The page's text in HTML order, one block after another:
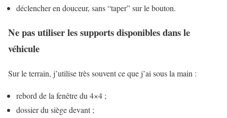
déclencher en douceur, sans “taper” sur le bouton.
Ne pas utiliser les supports disponibles dans le
véhicule
Sur le terrain, j’utilise très souvent ce que j’ai sous la main :
rebord de la fenêtre du 4×4 ;
dossier du siège devant ;